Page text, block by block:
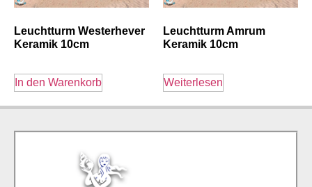
Leuchtturm Westerhever
Keramik 10cm
In den Warenkorb
Leuchtturm Amrum
Keramik 10cm
Weiterlesen